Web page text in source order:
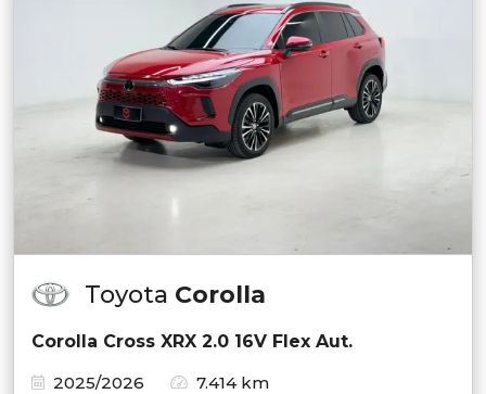
Toyota Corolla
Corolla Cross XRX 2.0 16V Flex Aut.
2025/2026
7.414 km